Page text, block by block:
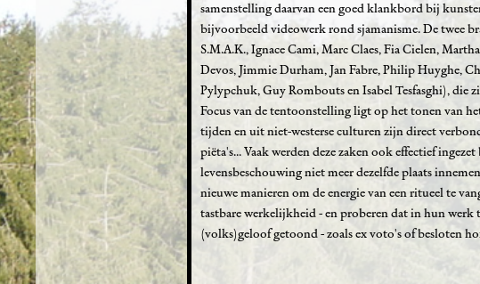
samenstelling daarvan een goed klankbord bij
bijvoorbeeld videowerk rond sjamanisme. De twee
S.M.A.K., Ignace Cami, Marc Claes, Fia Cielen,
Devos, Jimmie Durham, Jan Fabre, Philip Huyghe,
Pylypchuk, Guy Rombouts en Isabel Tesfasghi), die
Focus van de tentoonstelling ligt op het tonen van
tijden en uit niet-westerse culturen zijn direct
piëta's... Vaak werden deze zaken ook effectief
levensbeschouwing niet meer dezelfde plaats
nieuwe manieren om de energie van een ritueel te
tastbare werkelijkheid - en proberen dat in hun
(volks)geloof getoond - zoals ex voto's of besloten